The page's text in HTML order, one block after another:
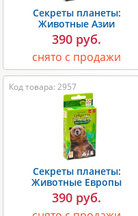
Секреты планеты:
Животные Азии
390 руб.
снято с продажи
Код товара: 2957
Секреты планеты:
Животные Европы
390 руб.